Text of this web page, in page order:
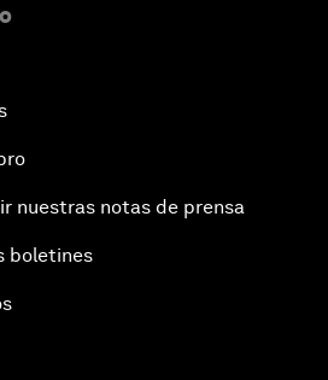
nuestras notas de prensa
boletines